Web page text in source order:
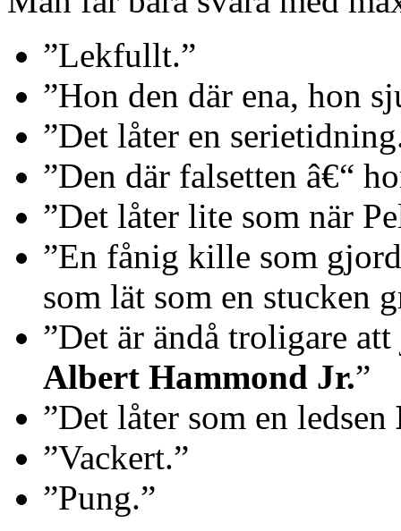
Lekfullt.
Hon den där ena, hon
Det låter en
Den där falsetten â€“
Det låter lite som när
En fånig kille som
som lät som en stucken
Det är ändå troligare
Albert Hammond Jr.
Det låter som en ledsen
Vackert.
Pung.